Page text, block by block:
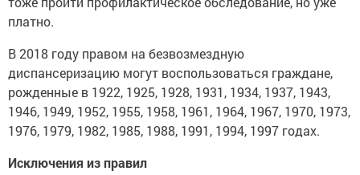
платно.
В 2018 году правом на безвозмездную
диспансеризацию могут воспользоваться граждане,
рожденные в 1922, 1925, 1928, 1931, 1934, 1937, 1943,
1946, 1949, 1952, 1955, 1958, 1961, 1964, 1967, 1970, 1973,
1976, 1979, 1982, 1985, 1988, 1991, 1994, 1997 годах.
Исключения из правил